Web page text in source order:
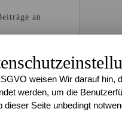
an
weisen Wir darauf hin,
werden, um die
dieser Seite unbedingt